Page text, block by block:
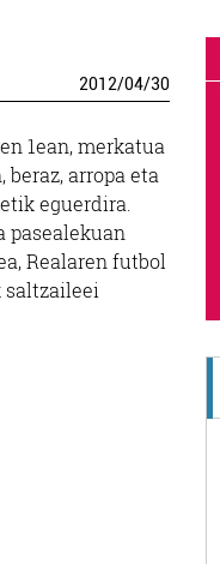
2012/04/30
1ean, merkatua
arropa eta
eguerdira.
pasealekuan
Realaren futbol
saltzaileei